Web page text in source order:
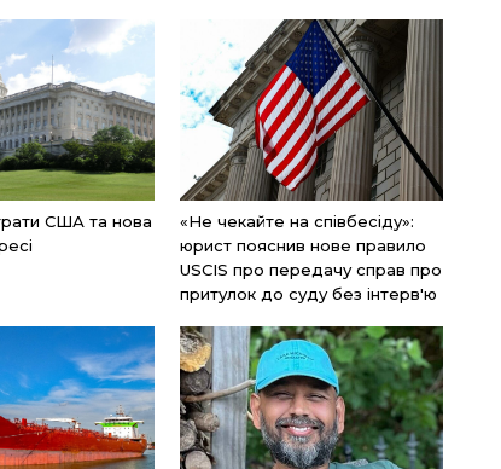
США та нова
«Не чекайте на співбесіду»:
юрист пояснив нове правило
USCIS про передачу справ про
притулок до суду без інтерв'ю